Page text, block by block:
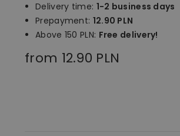
Delivery time: 1-2 business days
Prepayment: 12.90 PLN
Above 150 PLN: Free delivery!
from 12.90 PLN